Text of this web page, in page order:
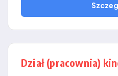
Dział (pracownia)